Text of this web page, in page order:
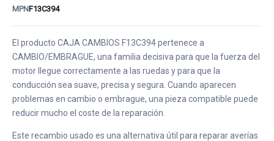
MPNF13C394
El producto CAJA CAMBIOS F13C394 pertenece a
CAMBIO/EMBRAGUE, una familia decisiva para que la fuerza del
motor llegue correctamente a las ruedas y para que la
conducción sea suave, precisa y segura. Cuando aparecen
problemas en cambio o embrague, una pieza compatible puede
reducir mucho el coste de la reparación.
Este recambio usado es una alternativa útil para reparar averías